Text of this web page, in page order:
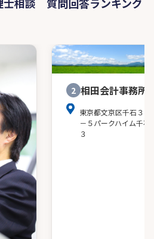
2 相田会計事務所
東京都文京区千石３－
－５パークハイム千石
３